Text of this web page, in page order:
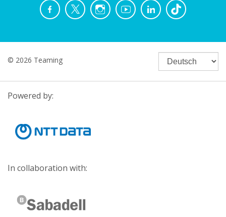
© 2026 Teaming
Powered by:
In collaboration with: